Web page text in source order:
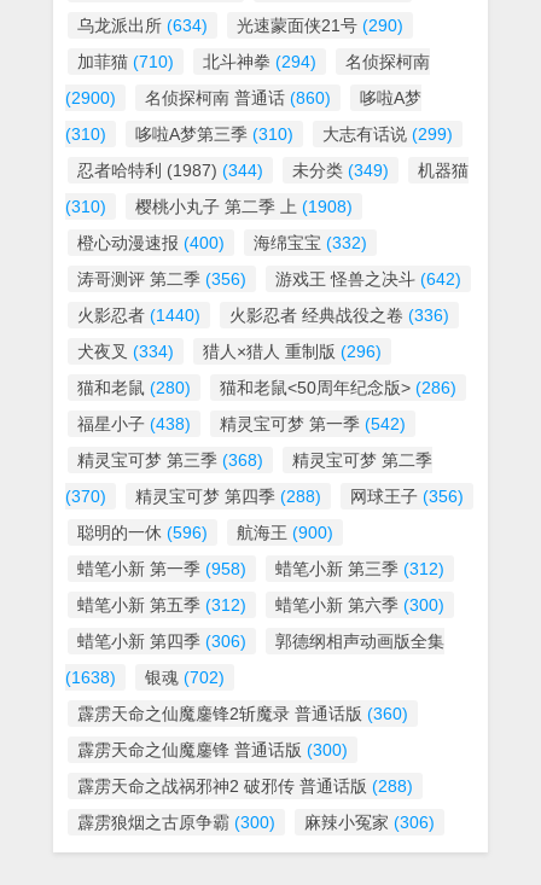
乌龙派出所 (634) 光速蒙面侠21号 (290)
加菲猫 (710) 北斗神拳 (294)
名侦探柯南
(2900)
名侦探柯南 普通话 (860)
哆啦A梦
(310)
哆啦A梦第三季 (310) 大志有话说 (299)
忍者哈特利 (1987) (344) 未分类 (349)
机器猫
(310)
樱桃小丸子 第二季 上 (1908)
橙心动漫速报 (400) 海绵宝宝 (332)
涛哥测评 第二季 (356) 游戏王 怪兽之决斗 (642)
火影忍者 (1440) 火影忍者 经典战役之卷 (336)
犬夜叉 (334) 猎人×猎人 重制版 (296)
猫和老鼠 (280) 猫和老鼠<50周年纪念版> (286)
福星小子 (438) 精灵宝可梦 第一季 (542)
精灵宝可梦 第三季 (368)
精灵宝可梦 第二季
(370)
精灵宝可梦 第四季 (288) 网球王子 (356)
聪明的一休 (596) 航海王 (900)
蜡笔小新 第一季 (958) 蜡笔小新 第三季 (312)
蜡笔小新 第五季 (312) 蜡笔小新 第六季 (300)
蜡笔小新 第四季 (306)
郭德纲相声动画版全集
(1638)
银魂 (702)
霹雳天命之仙魔鏖锋2斩魔录 普通话版 (360)
霹雳天命之仙魔鏖锋 普通话版 (300)
霹雳天命之战祸邪神2 破邪传 普通话版 (288)
霹雳狼烟之古原争霸 (300) 麻辣小冤家 (306)